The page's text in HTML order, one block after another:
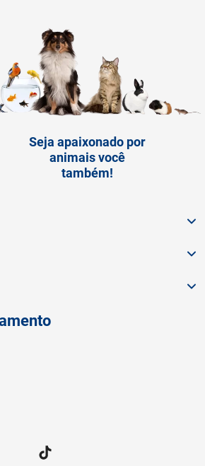
Seja apaixonado por
animais você
também!